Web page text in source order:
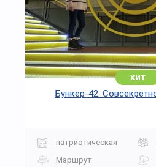
хит
Бункер-42.
патриотическая
Маршрут